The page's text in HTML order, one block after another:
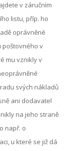
v záručním
listu, příp. ho
oprávněné
poštovného v
mu vznikly v
svých nákladů
ani dodavatel
na jeho straně
např. o
u které se již dá